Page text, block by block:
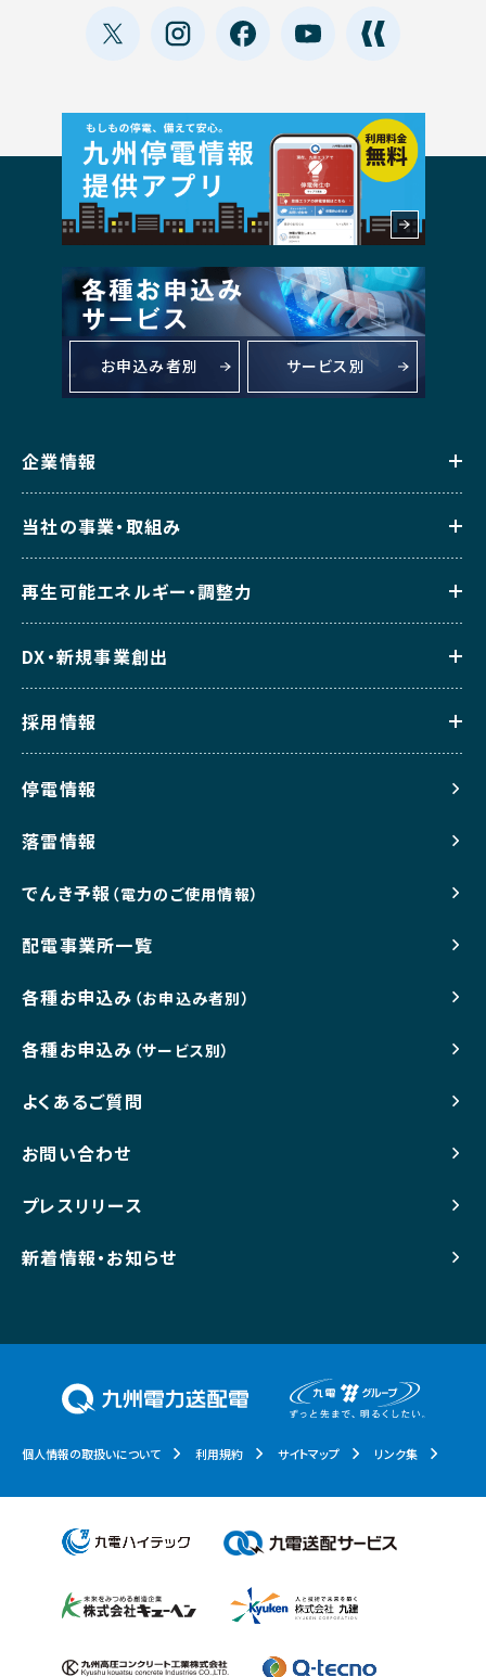
お申込み者別 サービス別
企業情報
当社の事業・取組み
再生可能エネルギー・調整力
DX・新規事業創出
採用情報
停電情報
落雷情報
でんき予報 （電力のご使用情報）
配電事業所一覧
各種お申込み （お申込み者別）
各種お申込み （サービス別）
よくあるご質問
お問い合わせ
プレスリリース
新着情報・お知らせ
個人情報の取扱いについて 利用規約 サイトマップ リンク集